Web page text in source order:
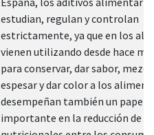
estudian, regulan y controlan
estrictamente, ya que en los
vienen utilizando desde hace
para conservar, dar sabor,
espesar y dar color a los
desempeñan también un papel
importante en la reducción de